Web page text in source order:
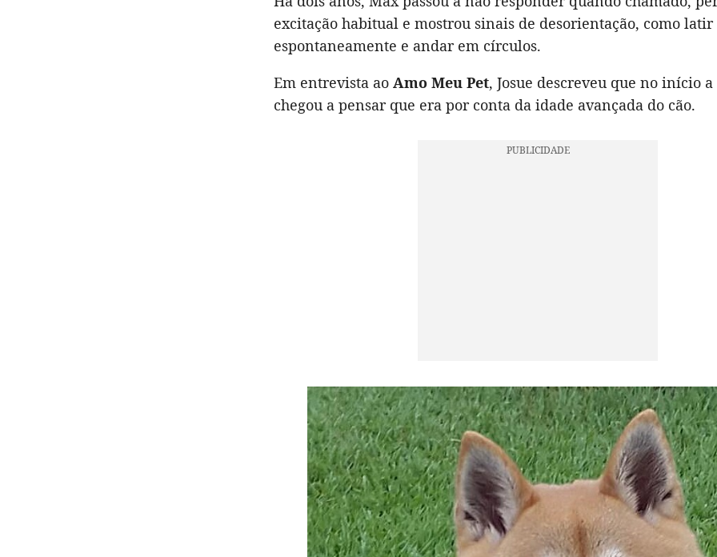
excitação habitual e mostrou sinais de desorientação, como latir
espontaneamente e andar em círculos.
Em entrevista ao Amo Meu Pet, Josue descreveu que no início
chegou a pensar que era por conta da idade avançada do cão.